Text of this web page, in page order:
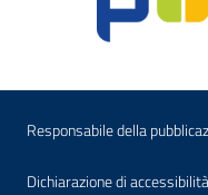
Menu di
Responsabile della
Dichiarazione di accessibilità